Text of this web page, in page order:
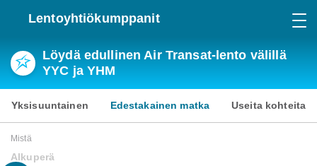
Lentoyhtiökumppanit
Löydä edullinen Air Transat-lento välillä
YYC ja YHM
Yksisuuntainen Edestakainen matka Useita kohteita
Mistä
Alkuperä